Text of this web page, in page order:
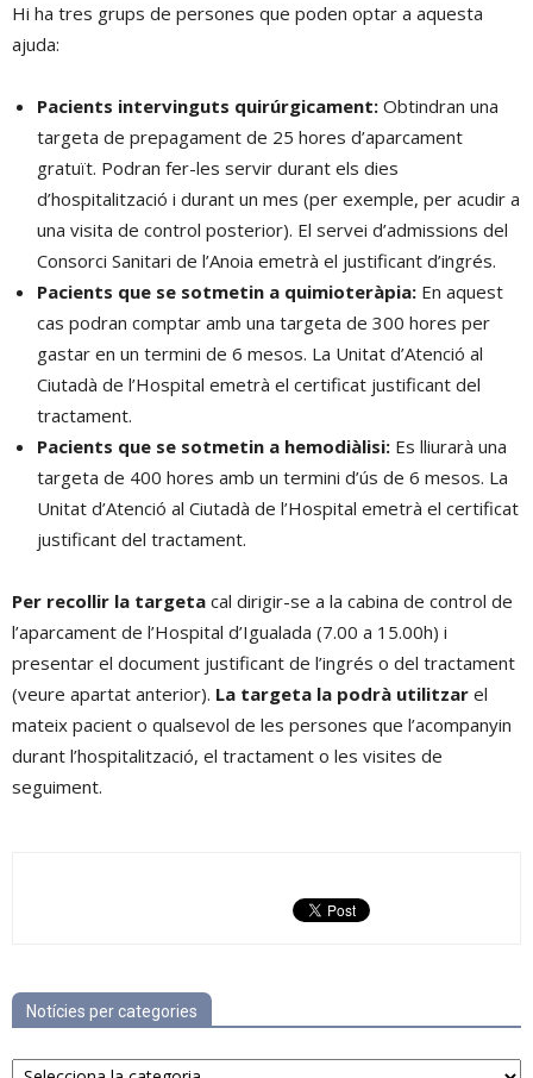
Hi ha tres grups de persones que poden optar a aquesta
ajuda:
Pacients intervinguts quirúrgicament: Obtindran una
targeta de prepagament de 25 hores d’aparcament
gratuït. Podran fer-les servir durant els dies
d’hospitalització i durant un mes (per exemple, per acudir a
una visita de control posterior). El servei d’admissions del
Consorci Sanitari de l’Anoia emetrà el justificant d’ingrés.
Pacients que se sotmetin a quimioteràpia: En aquest
cas podran comptar amb una targeta de 300 hores per
gastar en un termini de 6 mesos. La Unitat d’Atenció al
Ciutadà de l’Hospital emetrà el certificat justificant del
tractament.
Pacients que se sotmetin a hemodiàlisi: Es lliurarà una
targeta de 400 hores amb un termini d’ús de 6 mesos. La
Unitat d’Atenció al Ciutadà de l’Hospital emetrà el certificat
justificant del tractament.
Per recollir la targeta cal dirigir-se a la cabina de control de
l’aparcament de l’Hospital d’Igualada (7.00 a 15.00h) i
presentar el document justificant de l’ingrés o del tractament
(veure apartat anterior). La targeta la podrà utilitzar el
mateix pacient o qualsevol de les persones que l’acompanyin
durant l’hospitalització, el tractament o les visites de
seguiment.
Notícies per categories
Notícies